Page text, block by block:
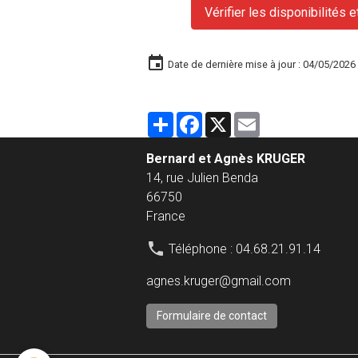
Vérifier les disponibilités
Date de dernière mise à jour : 04/05/2026
PartagerFacebook
X
Bernard et Agnès KRUGER
14, rue Julien Benda
66750
France
Téléphone : 04.68.21.91.14
agnes.kruger@gmail.com
Formulaire de contact